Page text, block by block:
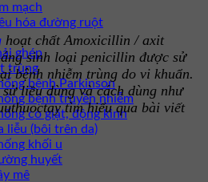
mạch
hóa đường ruột
ghép
trùng
bệnh Parkinson
bệnh truyền nhiễm
co giật, động kinh
liễu (bôi trên da)
khối u
huyết
mê
hoạt chất Amoxicillin / axit
sinh loại penicillin được sử
bệnh nhiễm trùng do vi khuẩn.
liều dùng và cách dùng như
tìm hiểu qua bài viết